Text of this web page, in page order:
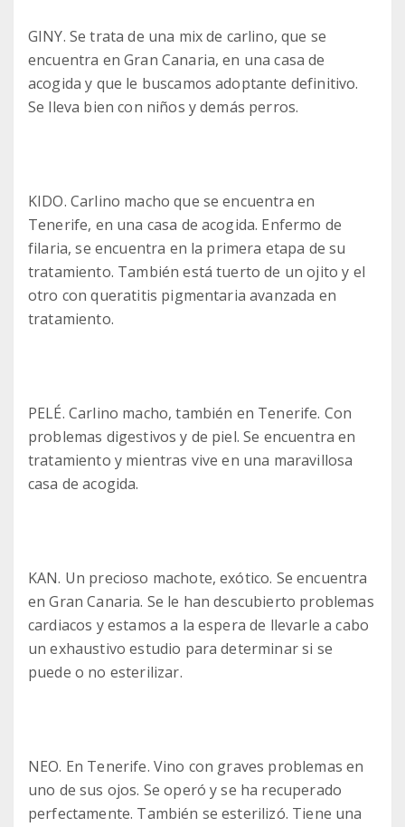
GINY. Se trata de una mix de carlino, que se
encuentra en Gran Canaria, en una casa de
acogida y que le buscamos adoptante definitivo.
Se lleva bien con niños y demás perros.
KIDO. Carlino macho que se encuentra en
Tenerife, en una casa de acogida. Enfermo de
filaria, se encuentra en la primera etapa de su
tratamiento. También está tuerto de un ojito y el
otro con queratitis pigmentaria avanzada en
tratamiento.
PELÉ. Carlino macho, también en Tenerife. Con
problemas digestivos y de piel. Se encuentra en
tratamiento y mientras vive en una maravillosa
casa de acogida.
KAN. Un precioso machote, exótico. Se encuentra
en Gran Canaria. Se le han descubierto problemas
cardiacos y estamos a la espera de llevarle a cabo
un exhaustivo estudio para determinar si se
puede o no esterilizar.
NEO. En Tenerife. Vino con graves problemas en
uno de sus ojos. Se operó y se ha recuperado
perfectamente. También se esterilizó. Tiene una